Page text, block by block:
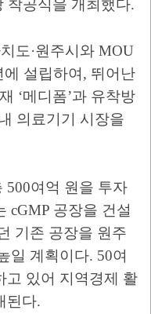
착공식을 개최했다.
도 ·원주시와 MOU
에 설립하여, 뛰어난
‘메디폼’과 유착방
의료기기 시장을
500여억 원을 투자
cGMP 공장을 건설
기존 공장을 원주
일 계획이다. 50여
고 있어 지역경제 활
된다.